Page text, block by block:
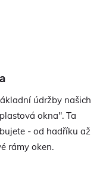
údržby našich
okna". Ta
- od hadříku až
rámy oken.